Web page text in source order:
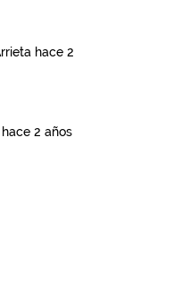
hace 2
hace 2 años